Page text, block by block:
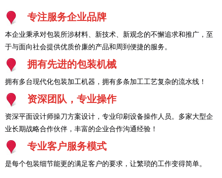
专注服务企业品牌
本企业秉承对包装所涉材料、新技术、新观念的不懈追求和推广，至
于与面向社会提供优质价廉的产品和周到便捷的服务。
拥有先进的包装机械
拥有多台现代化包装加工机器，拥有多条加工工艺复杂的流水线！
资深团队，专业操作
资深平面设计师操刀方案设计，专业印刷设备操作人员。多家大型企
业长期战略合作伙伴，丰富的企业合作沟通经验！
专业客户服务模式
是每个包装细节能更的满足客户的要求，让繁琐的工作变得简单。